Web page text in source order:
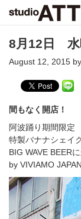
8月12日 水
August 12, 2015
間もなく開店！
阿波踊り期間限定
特製バナナシェイ
BIG WAVE BEERに
by VIVIAMO